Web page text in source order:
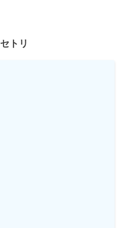
トリ